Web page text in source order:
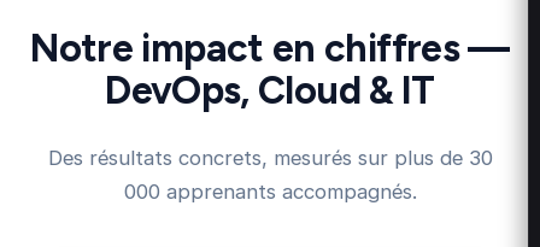
Notre impact en chiffres —
DevOps, Cloud & IT
Des résultats concrets, mesurés sur plus de 30
000 apprenants accompagnés.